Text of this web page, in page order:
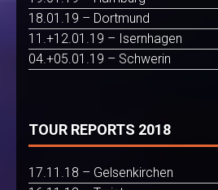
18.01.19 – Dortmund
11.+12.01.19 – Isernhagen
04.+05.01.19 – Schwerin
TOUR REPORTS 2018
17.11.18 – Gelsenkirchen